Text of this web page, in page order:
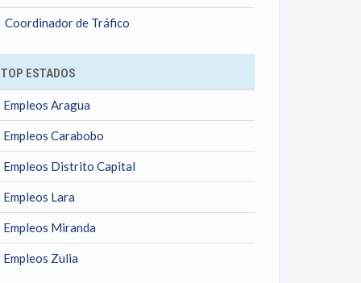
Coordinador de Tráfico
TOP ESTADOS
Empleos Aragua
Empleos Carabobo
Empleos Distrito Capital
Empleos Lara
Empleos Miranda
Empleos Zulia